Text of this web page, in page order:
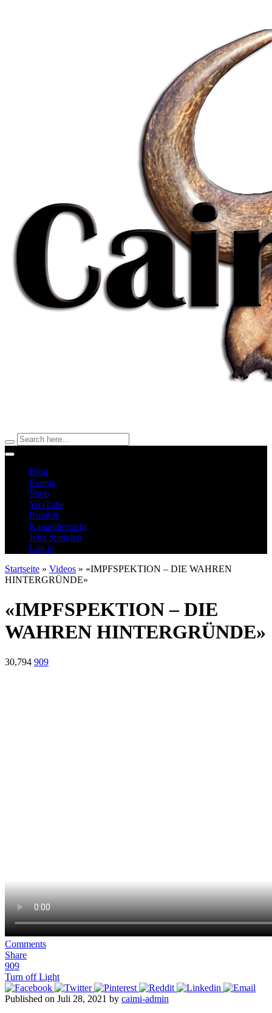
Blog
Events
Shop
YouTube
Rumble
Kanalübersicht
Jetzt Spenden
Log in
Startseite » Videos » «IMPFSPEKTION – DIE WAHREN
HINTERGRÜNDE»
«IMPFSPEKTION – DIE
WAHREN HINTERGRÜNDE»
30,794 909
Comments
Share
909
Turn off Light
Published on Juli 28, 2021 by caimi-admin